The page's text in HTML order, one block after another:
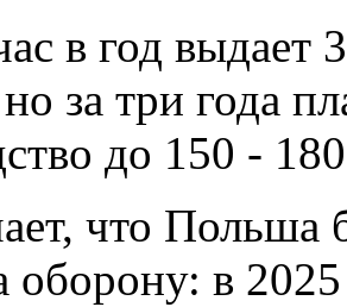
в год выдает
за три года
до 150 -
что
оборону: в